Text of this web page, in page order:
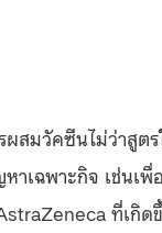
สมวัคซีนไม่ว่าสูต
าเฉพาะกิจ เช่นเพื่
ที่เกิด